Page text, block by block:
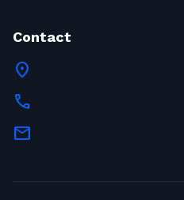
Contact
location_on
call
mail